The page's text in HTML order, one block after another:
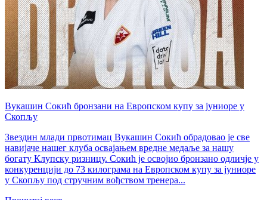
Вукашин Сокић бронзани на Европском купу за јуниоре у
Скопљу
Звездин млади првотимац Вукашин Сокић обрадовао је све
навијаче нашег клуба освајањем вредне медаље за нашу
богату Клупску ризницу. Сокић је освојио бронзано одличје у
конкуренцији до 73 килограма на Европском купу за јуниоре
у Скопљу под стручним вођством тренера...